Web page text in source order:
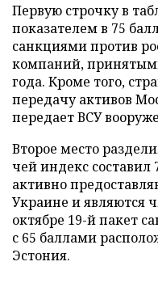
Первую строчку в
показателем в 75
санкциями против
компаний,
года. Кроме того,
передачу активов
передает ВСУ
Второе место
чей индекс составил
активно
Украине и являются
октябре 19-й пакет
с 65 баллами
Эстония.